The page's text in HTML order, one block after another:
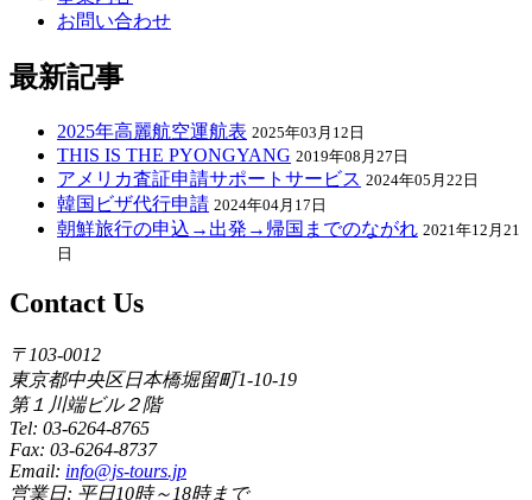
お問い合わせ
最新記事
2025年高麗航空運航表 2025年03月12日
THIS IS THE PYONGYANG 2019年08月27日
アメリカ査証申請サポートサービス 2024年05月22日
韓国ビザ代行申請 2024年04月17日
朝鮮旅行の申込→出発→帰国までのながれ 2021年12月21
日
Contact Us
〒103-0012
東京都中央区日本橋堀留町1-10-19
第１川端ビル２階
Tel: 03-6264-8765
Fax: 03-6264-8737
Email: info@js-tours.jp
営業日: 平日10時～18時まで